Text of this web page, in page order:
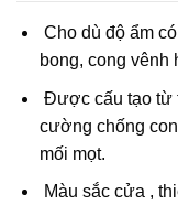
Cho dù độ ẩm
bong, cong vênh
Được cấu tạo từ
cường chống
mối mọt.
Màu sắc cửa ,